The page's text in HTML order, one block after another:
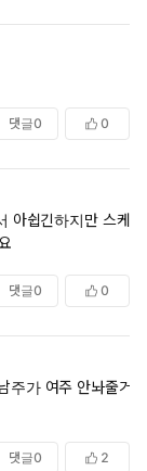
요 글 읽는 내내 여
에 피어싱다는 부
천 못 드릴 것 같습
댓글0 0
아쉽긴하지만 스케
댓글0 0
주가 여주 안놔줄거
댓글0 2